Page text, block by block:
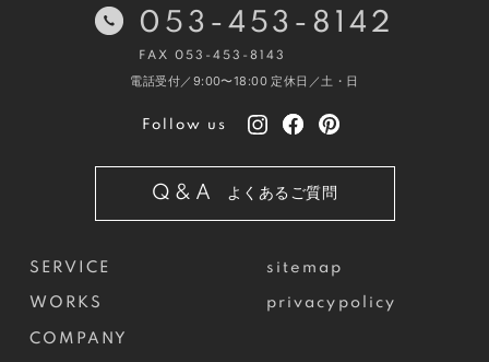
SERVICE
WORKS
COMPANY
sitemap
privacypolicy
053-453-8142
FAX 053-453-8143
電話受付／9:00〜18:00 定休日／土・日
Follow us
Q&A よくあるご質問